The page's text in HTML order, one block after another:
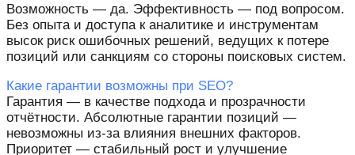
Возможность — да. Эффективность — под вопросом.
Без опыта и доступа к аналитике и инструментам
высок риск ошибочных решений, ведущих к потере
позиций или санкциям со стороны поисковых систем.
Какие гарантии возможны при SEO?
Гарантия — в качестве подхода и прозрачности
отчётности. Абсолютные гарантии позиций —
невозможны из-за влияния внешних факторов.
Приоритет — стабильный рост и улучшение